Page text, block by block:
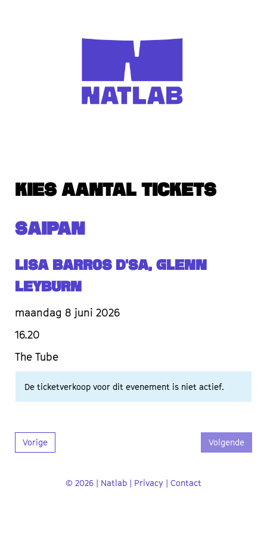
KIES AANTAL TICKETS
SAIPAN
Lisa Barros D'Sa, Glenn
Leyburn
maandag 8 juni 2026
16.20
The Tube
De ticketverkoop voor dit evenement is niet actief.
Vorige Volgende
© 2026 | Natlab | Privacy | Contact